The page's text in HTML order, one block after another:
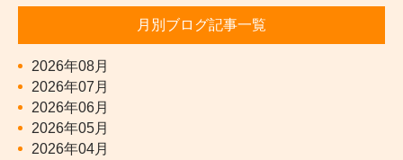
月別ブログ記事一覧
2026年08月
2026年07月
2026年06月
2026年05月
2026年04月